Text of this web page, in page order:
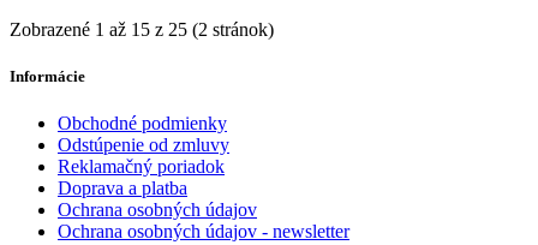
Zobrazené 1 až 15 z 25 (2 stránok)
Informácie
Obchodné podmienky
Odstúpenie od zmluvy
Reklamačný poriadok
Doprava a platba
Ochrana osobných údajov
Ochrana osobných údajov - newsletter